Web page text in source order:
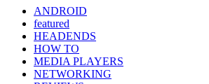
ANDROID
featured
HEADENDS
HOW TO
MEDIA PLAYERS
NETWORKING